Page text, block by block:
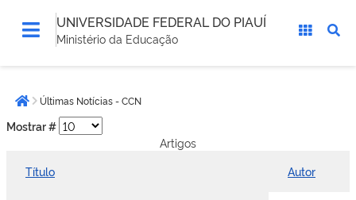
UNIVERSIDADE FEDERAL DO PIAUÍ
Ministério da Educação
estáPágina inicial
Últimas Notícias - CCN
Mostrar #
Artigos
Título
Autor